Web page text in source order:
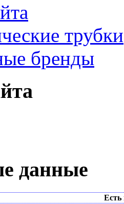
трубки
бренды
данные
Есть